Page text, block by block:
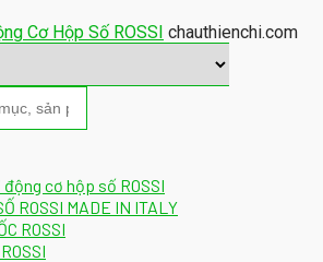
Cơ Hộp Số ROSSI chauthienchi.com
cơ hộp số ROSSI
ROSSI MADE IN ITALY
ROSSI